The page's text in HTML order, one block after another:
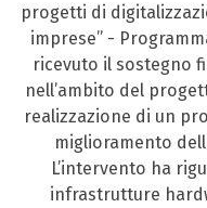
progetti di
imprese” -
ricevuto il sostegno
nell’ambito del
realizzazione di un
miglioramento
L’intervento ha
infrastrutture